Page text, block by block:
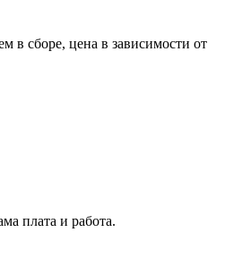
в сборе, цена в зависимости от
плата и работа.